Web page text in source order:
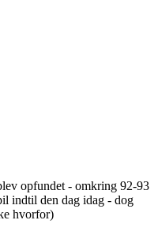
opfundet - omkring 92-93
indtil den dag idag - dog
hvorfor)